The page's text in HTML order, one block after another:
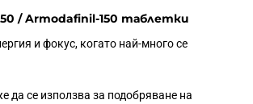
/ Armodafinil-150 таблетки
и фокус, когато най-много се
да се използва за подобряване на